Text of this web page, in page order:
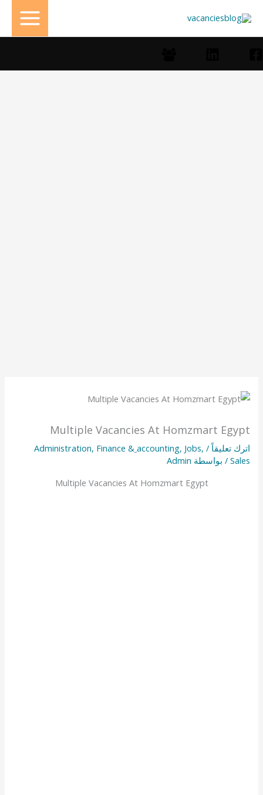
إلى
المحتوى
Multiple Vacancies At Homzmart Egypt
اترك تعليقاً /
Administration, Finance & ِaccounting, Jobs,
Sales / بواسطة Admin
Multiple Vacancies At Homzmart Egypt